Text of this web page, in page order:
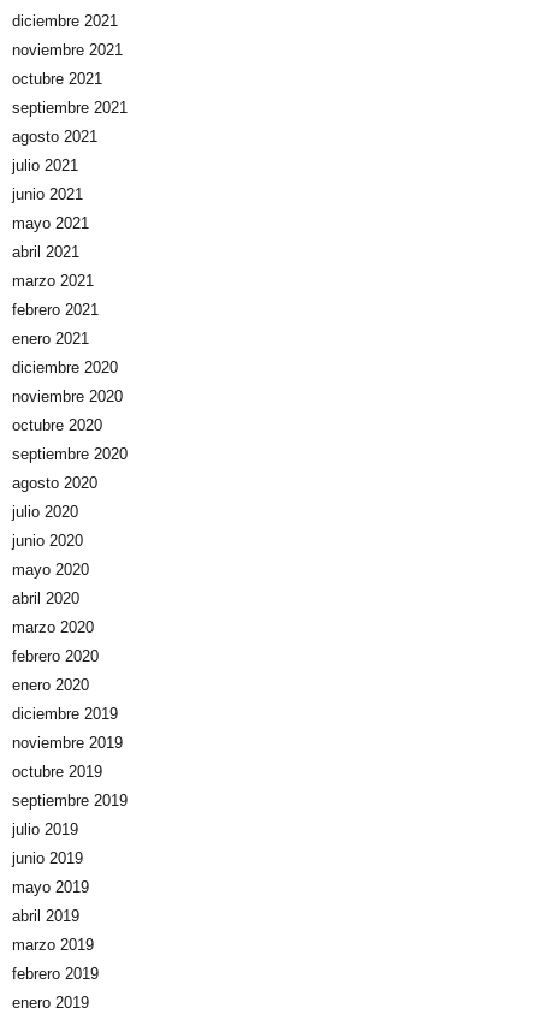
diciembre 2021
noviembre 2021
octubre 2021
septiembre 2021
agosto 2021
julio 2021
junio 2021
mayo 2021
abril 2021
marzo 2021
febrero 2021
enero 2021
diciembre 2020
noviembre 2020
octubre 2020
septiembre 2020
agosto 2020
julio 2020
junio 2020
mayo 2020
abril 2020
marzo 2020
febrero 2020
enero 2020
diciembre 2019
noviembre 2019
octubre 2019
septiembre 2019
julio 2019
junio 2019
mayo 2019
abril 2019
marzo 2019
febrero 2019
enero 2019